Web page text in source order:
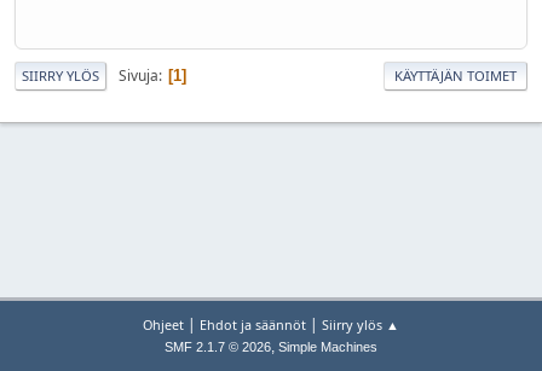
SIIRRY YLÖS Sivuja 1 KÄYTTÄJÄN TOIMET
Ohjeet | Ehdot ja säännöt | Siirry ylös ▲
SMF 2.1.7 © 2026, Simple Machines